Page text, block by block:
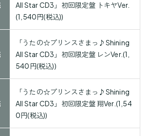
All Star CD3」初回限定盤 トキヤVer.
(1,540円(税込))
「うたの☆プリンスさまっ♪Shining
All Star CD3」初回限定盤 レンVer.(1,
540円(税込))
「うたの☆プリンスさまっ♪Shining
All Star CD3」初回限定盤 翔Ver.(1,54
0円(税込))